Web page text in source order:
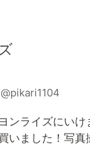
@pikari1104
ンライズにいけ
いました！写